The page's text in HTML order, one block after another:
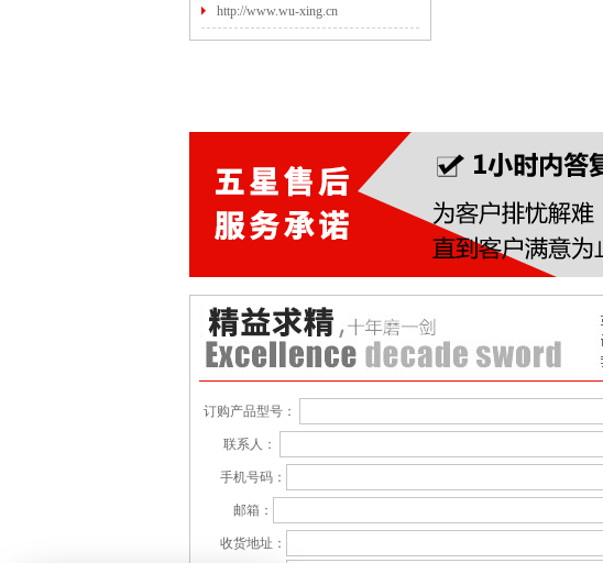
http://www.wu-xing.cn
订购产品型号：
联系人：
手机号码：
邮箱：
收货地址：